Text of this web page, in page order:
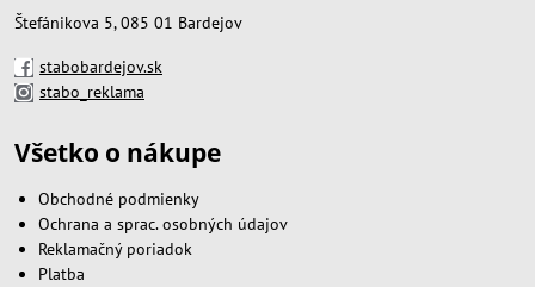
Štefánikova 5, 085 01 Bardejov
stabobardejov.sk
stabo_reklama
Všetko o nákupe
Obchodné podmienky
Ochrana a sprac. osobných údajov
Reklamačný poriadok
Platba